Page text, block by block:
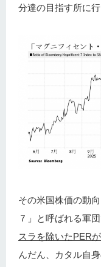
分達の目指す所に
その米国株価の動
７」と呼ばれる軍
スラを除いたPER
んだん、カタル自